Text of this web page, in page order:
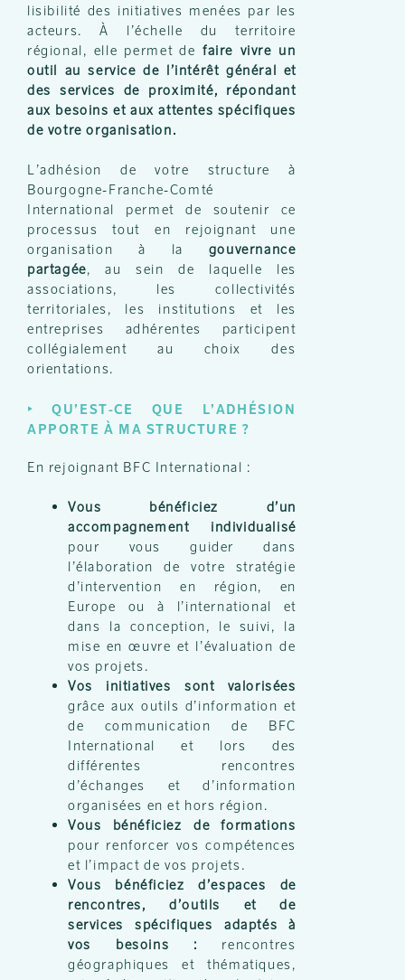
lisibilité des initiatives menées par les
acteurs. À l’échelle du territoire
régional, elle permet de faire vivre un
outil au service de l’intérêt général et
des services de proximité, répondant
aux besoins et aux attentes spécifiques
de votre organisation.
L’adhésion de votre structure à
Bourgogne-Franche-Comté
International permet de soutenir ce
processus tout en rejoignant une
organisation à la gouvernance
partagée, au sein de laquelle les
associations, les collectivités
territoriales, les institutions et les
entreprises adhérentes participent
collégialement au choix des
orientations.
‣QU’EST-CE QUE L’ADHÉSION
APPORTE À MA STRUCTURE ?
En rejoignant BFC International :
Vous bénéficiez d’un
accompagnement individualisé
pour vous guider dans
l’élaboration de votre stratégie
d’intervention en région, en
Europe ou à l’international et
dans la conception, le suivi, la
mise en œuvre et l’évaluation de
vos projets.
Vos initiatives sont valorisées
grâce aux outils d’information et
de communication de BFC
International et lors des
différentes rencontres
d’échanges et d’information
organisées en et hors région.
Vous bénéficiez de formations
pour renforcer vos compétences
et l’impact de vos projets.
Vous bénéficiez d’espaces de
rencontres, d’outils et de
services spécifiques adaptés à
vos besoins : rencontres
géographiques et thématiques,